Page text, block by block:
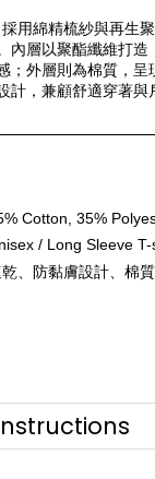
用綿精梳紗與再生
內層以聚酯纖維打造
；外層則為棉質，呈
計，兼顧舒適穿著與
Cotton, 35%
/ Long Sleeve
、防黏膚設計、棉